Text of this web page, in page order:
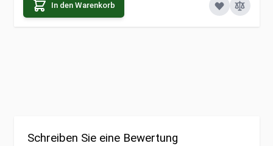
In den Warenkorb
Schreiben Sie eine Bewertung